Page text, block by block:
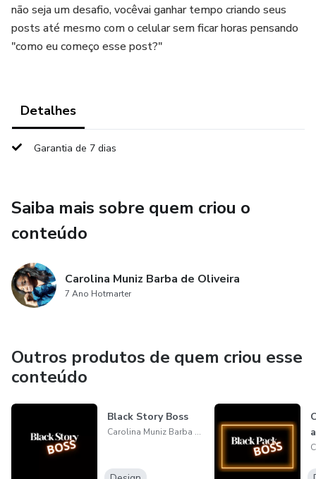
não seja um desafio, vocêvai ganhar tempo criando seus
posts até mesmo com o celular sem ficar horas pensando
"como eu começo esse post?"
Detalhes
Garantia de 7 dias
Saiba mais sobre quem criou o
conteúdo
Carolina Muniz Barba de Oliveira
7 Ano Hotmarter
Outros produtos de quem criou esse
conteúdo
Black Story Boss
Carolina Muniz Barba de Oliveira